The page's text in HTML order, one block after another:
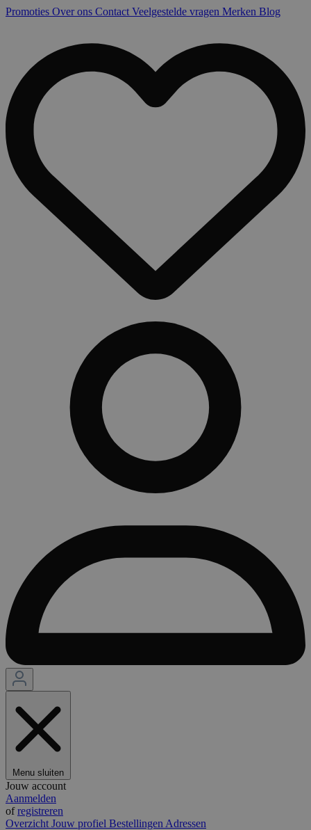
Promoties Over ons Contact Veelgestelde vragen Merken Blog
Menu sluiten
Jouw account
Aanmelden
ofregistreren
Overzicht Jouw profiel Bestellingen Adressen